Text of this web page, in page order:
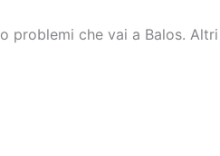
problemi che vai a Balos.